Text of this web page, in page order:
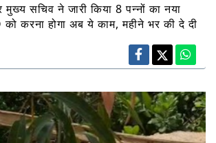
मुख्य सचिव ने जारी किया 8 पन्नों का नया
करना होगा अब ये काम, महीने भर की दे दी